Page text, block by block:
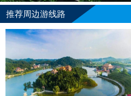
推荐周边游线路